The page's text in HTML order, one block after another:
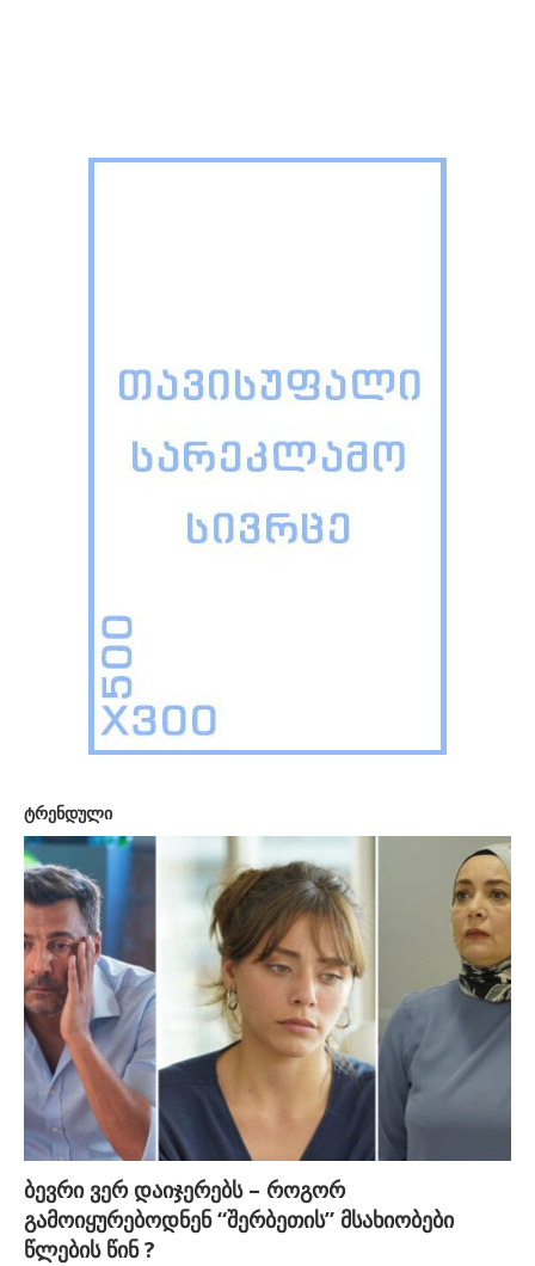
ტრენდული
ბევრი ვერ დაიჯერებს – როგორ
გამოიყურებოდნენ “შერბეთის” მსახიობები
წლების წინ ?